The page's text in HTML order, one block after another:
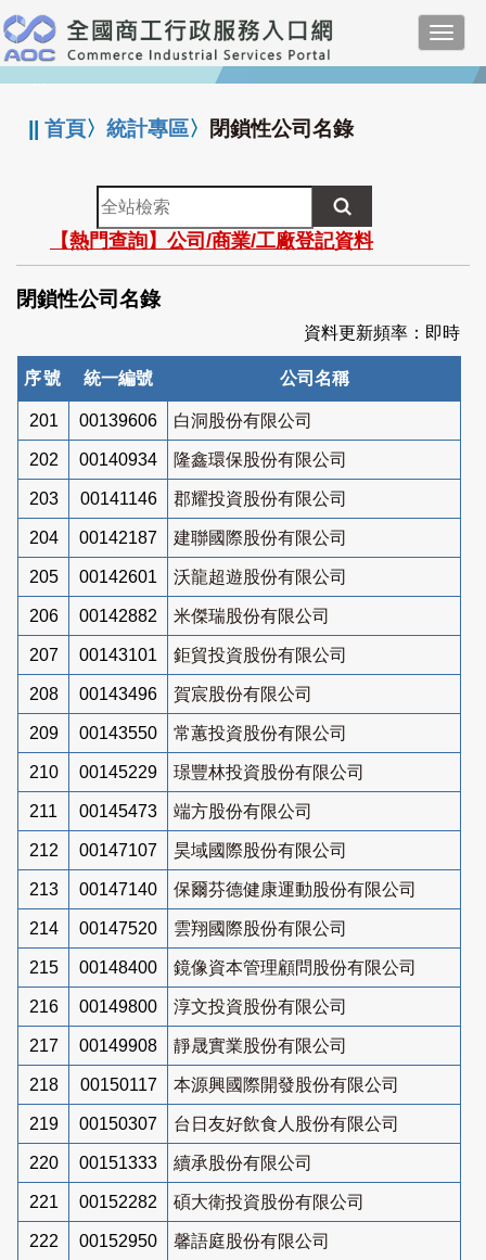
跳
到
主
要
:::
||首頁〉統計專區〉 閉鎖性公司名錄
全
站
檢
索
【熱門查詢】公司/商業/工廠登記資料
閉鎖性公司名錄
資料更新頻率：即時
序號 統一編號 公司名稱
201 00139606 白洞股份有限公司
202 00140934 隆鑫環保股份有限公司
203 00141146 郡耀投資股份有限公司
204 00142187 建聯國際股份有限公司
205 00142601 沃龍超遊股份有限公司
206 00142882 米傑瑞股份有限公司
207 00143101 鉅貿投資股份有限公司
208 00143496 賀宸股份有限公司
209 00143550 常蕙投資股份有限公司
210 00145229 璟豐林投資股份有限公司
211 00145473 端方股份有限公司
212 00147107 昊域國際股份有限公司
213 00147140 保爾芬德健康運動股份有限公司
214 00147520 雲翔國際股份有限公司
215 00148400 鏡像資本管理顧問股份有限公司
216 00149800 淳文投資股份有限公司
217 00149908 靜晟實業股份有限公司
218 00150117 本源興國際開發股份有限公司
219 00150307 台日友好飲食人股份有限公司
220 00151333 續承股份有限公司
221 00152282 碩大衛投資股份有限公司
222 00152950 馨語庭股份有限公司